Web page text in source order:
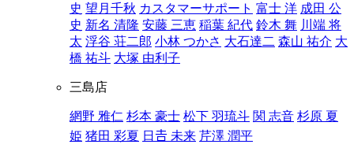
史 望月千秋 カスタマーサポート 富士 洋 成田 公
史 新名 清隆 安藤 三恵 稲葉 紀代 鈴木 舞 川端 将
太 浮谷 荘二郎 小林 つかさ 大石達二 森山 祐介 大
橋 祐斗 大塚 由利子
三島店
網野 雅仁 杉本 豪士 松下 羽琉斗 関 志音 杉原 夏
姫 猪田 彩夏 日𠮷 未来 芹澤 潤平